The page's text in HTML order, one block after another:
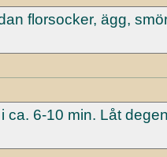
florsocker, ägg,
6-10 min. Låt